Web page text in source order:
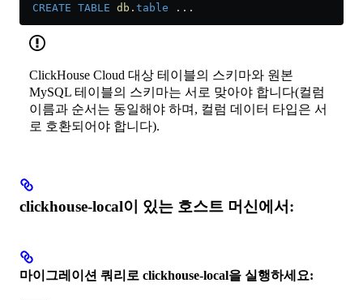
  CREATE
TABLE db . table ...
ClickHouse Cloud 대상 테이블의 스키마와 원본
MySQL 테이블의 스키마는 서로 맞아야 합니다(컬럼
이름과 순서는 동일해야 하며, 컬럼 데이터 타입은 서
로 호환되어야 합니다).
clickhouse-local이 있는 호스트 머신에서:
마이그레이션 쿼리로 clickhouse-local을 실행하세요: